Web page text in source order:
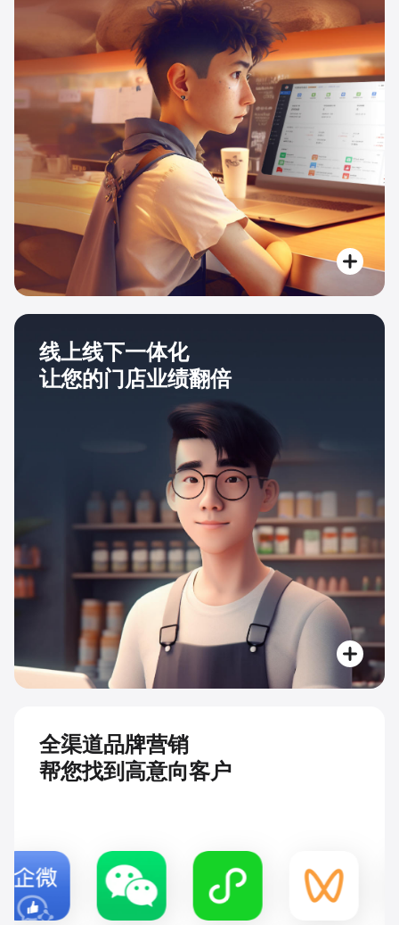
线上线下一体化
让您的门店业绩翻倍
全渠道品牌营销
帮您找到高意向客户